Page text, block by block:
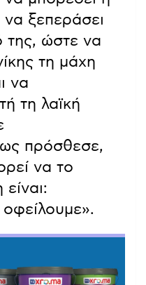
ξεπεράσει
της, ώστε να
τη μάχη
να
τη λαϊκή
πρόσθεσε,
να το